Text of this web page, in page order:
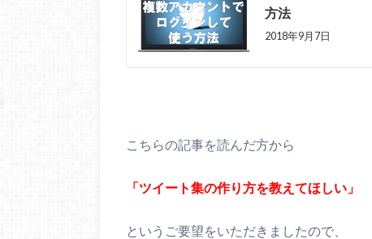
方法
2018年9月7日
こちらの記事を読んだ方から
「ツイート集の作り方を教えてほしい」
というご要望をいただきましたので、